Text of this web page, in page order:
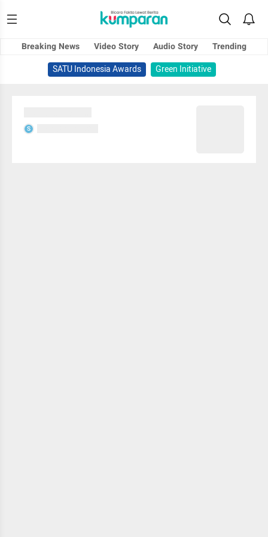
Breaking News Video Story Audio Story
Trending
SATU Indonesia Awards
Green Initiative
S